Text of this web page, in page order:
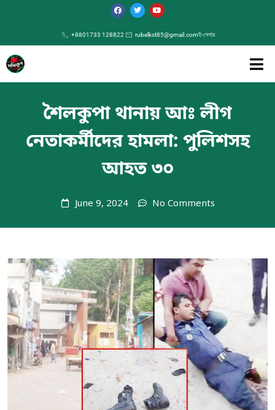
+8801733 128822 rubelkst85@gmail.comই-পেপার
শৈলকুপা থানায় আঃ লীগ
নেতাকর্মীদের হামলা: পুলিশসহ
আহত ৩০
June 9, 2024 No Comments